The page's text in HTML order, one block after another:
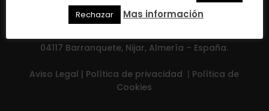
TEAM
PRODUCTION
CERTIFICATES
NEWS WORK WITH USCONTACT
04117 Barranquete, Nijar, Almería – España.
Aviso Legal | Política de privacidad | Política de
Cookies
Rechazar
Mas información